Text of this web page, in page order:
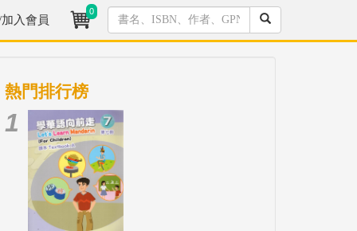
入會員
0
熱門排行榜
1